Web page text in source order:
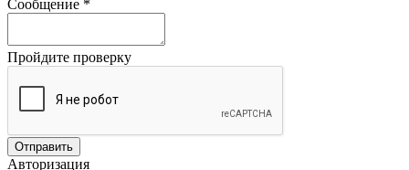
Сообщение *
Пройдите проверку
Авторизация